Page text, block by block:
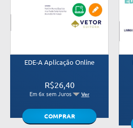
EDE-A Aplicação Online
R$26,40
Em 6x sem Juros Ver
COMPRAR